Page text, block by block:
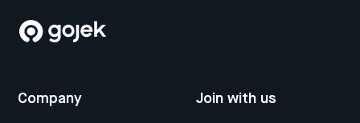
Company Join with us